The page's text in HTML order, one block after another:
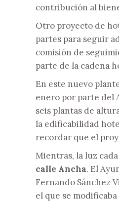
contribución al
Otro proyecto de
partes para seguir
comisión de
parte de la cadena
En este nuevo
enero por parte del
seis plantas de
la edificabilidad
recordar que el
Mientras, la luz
calle Ancha. El
Fernando Sánchez
el que se